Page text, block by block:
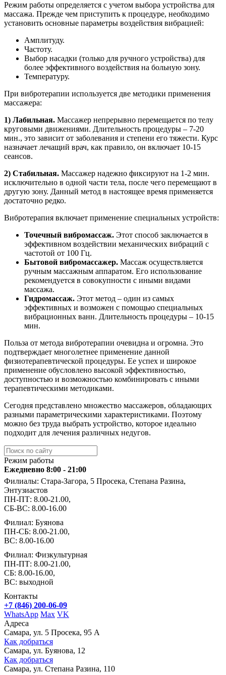
Режим работы определяется с учетом выбора устройства для
массажа. Прежде чем приступить к процедуре, необходимо
установить основные параметры воздействия вибрацией:
Амплитуду.
Частоту.
Выбор насадки (только для ручного устройства) для
более эффективного воздействия на больную зону.
Температуру.
При вибротерапии используется две методики применения
массажера:
1) Лабильная. Массажер непрерывно перемещается по телу
круговыми движениями. Длительность процедуры – 7-20
мин., это зависит от заболевания и степени его тяжести. Курс
назначает лечащий врач, как правило, он включает 10-15
сеансов.
2) Стабильная. Массажер надежно фиксируют на 1-2 мин.
исключительно в одной части тела, после чего перемещают в
другую зону. Данный метод в настоящее время применяется
достаточно редко.
Вибротерапия включает применение специальных устройств:
Точечный вибромассаж. Этот способ заключается в
эффективном воздействии механических вибраций с
частотой от 100 Гц.
Бытовой вибромассажер. Массаж осуществляется
ручным массажным аппаратом. Его использование
рекомендуется в совокупности с иными видами
массажа.
Гидромассаж. Этот метод – один из самых
эффективных и возможен с помощью специальных
вибрационных ванн. Длительность процедуры – 10-15
мин.
Польза от метода вибротерапии очевидна и огромна. Это
подтверждает многолетнее применение данной
физиотерапевтической процедуры. Ее успех и широкое
применение обусловлено высокой эффективностью,
доступностью и возможностью комбинировать с иными
терапевтическими методиками.
Сегодня представлено множество массажеров, обладающих
разными параметрическими характеристиками. Поэтому
можно без труда выбрать устройство, которое идеально
подходит для лечения различных недугов.
Режим работы
Ежедневно 8:00 - 21:00
Филиалы: Стара-Загора, 5 Просека, Степана Разина,
Энтузиастов
ПН-ПТ: 8.00-21.00,
СБ-ВС: 8.00-16.00
Филиал: Буянова
ПН-СБ: 8.00-21.00,
ВС: 8.00-16.00
Филиал: Физкультурная
ПН-ПТ: 8.00-21.00,
СБ: 8.00-16.00,
ВС: выходной
Контакты
+7 (846) 200-06-09
WhatsApp Max VK
Адреса
Самара, ул. 5 Просека, 95 А
Как добраться
Самара, ул. Буянова, 12
Как добраться
Самара, ул. Степана Разина, 110